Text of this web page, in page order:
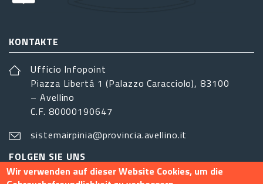
KONTAKTE
Ufficio Infopoint
Piazza Libertá 1 (Palazzo Caracciolo), 83100
– Avellino
C.F. 80000190647
sistemairpinia@provincia.avellino.it
FOLGEN SIE UNS
Wir verwenden auf dieser Website Cookies, um die